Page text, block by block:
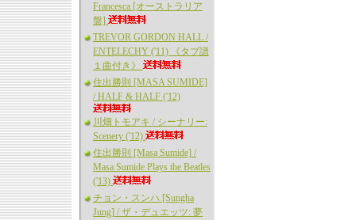
Francesca [オーストラリア
盤]
TREVOR GORDON HALL /
ENTELECHY ('11) 《タブ譜
１曲付き》
住出勝則 [MASA SUMIDE]
/ HALF & HALF ('12)
川畑トモアキ / シーナリー:
Scenery ('12)
住出勝則 [Masa Sumide] /
Masa Sumide Plays the Beatles
('13)
チョン・スンハ [Sungha
Jung] / ザ・デュエッツ: 夢